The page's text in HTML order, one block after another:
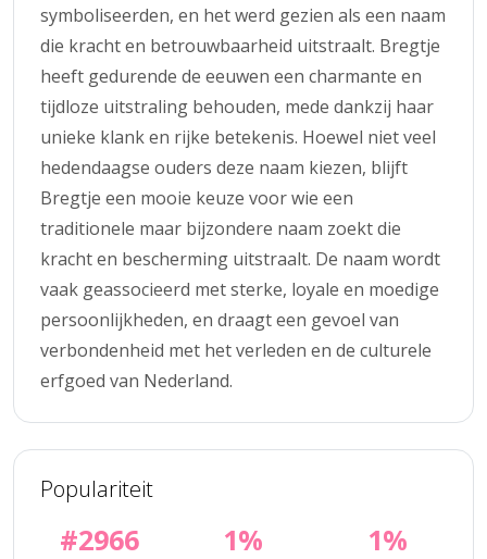
symboliseerden, en het werd gezien als een naam
die kracht en betrouwbaarheid uitstraalt. Bregtje
heeft gedurende de eeuwen een charmante en
tijdloze uitstraling behouden, mede dankzij haar
unieke klank en rijke betekenis. Hoewel niet veel
hedendaagse ouders deze naam kiezen, blijft
Bregtje een mooie keuze voor wie een
traditionele maar bijzondere naam zoekt die
kracht en bescherming uitstraalt. De naam wordt
vaak geassocieerd met sterke, loyale en moedige
persoonlijkheden, en draagt een gevoel van
verbondenheid met het verleden en de culturele
erfgoed van Nederland.
Populariteit
#2966 1% 1%